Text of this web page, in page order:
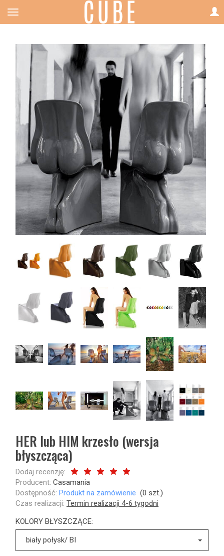
HER lub HIM krzesło (wersja
błyszcząca)
Dodaj recenzję:
Producent: Casamania
Dostępność: Produkt na zamówienie (0 szt.)
Czas realizacji: Termin realizacji 4-6 tygodni
KOLORY BŁYSZCZĄCE:
biały połysk/ BI